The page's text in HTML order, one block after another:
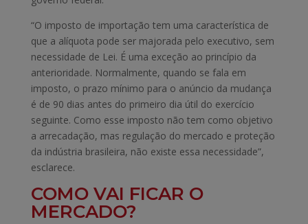
“O imposto de importação tem uma característica de
que a alíquota pode ser majorada pelo executivo, sem
necessidade de Lei. É uma exceção ao princípio da
anterioridade. Normalmente, quando se fala em
imposto, o prazo mínimo para o anúncio da mudança
é de 90 dias antes do primeiro dia útil do exercício
seguinte. Como esse imposto não tem como objetivo
a arrecadação, mas regulação do mercado e proteção
da indústria brasileira, não existe essa necessidade”,
esclarece.
COMO VAI FICAR O
MERCADO?